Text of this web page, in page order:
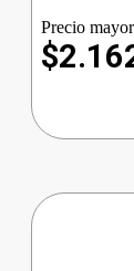
Precio